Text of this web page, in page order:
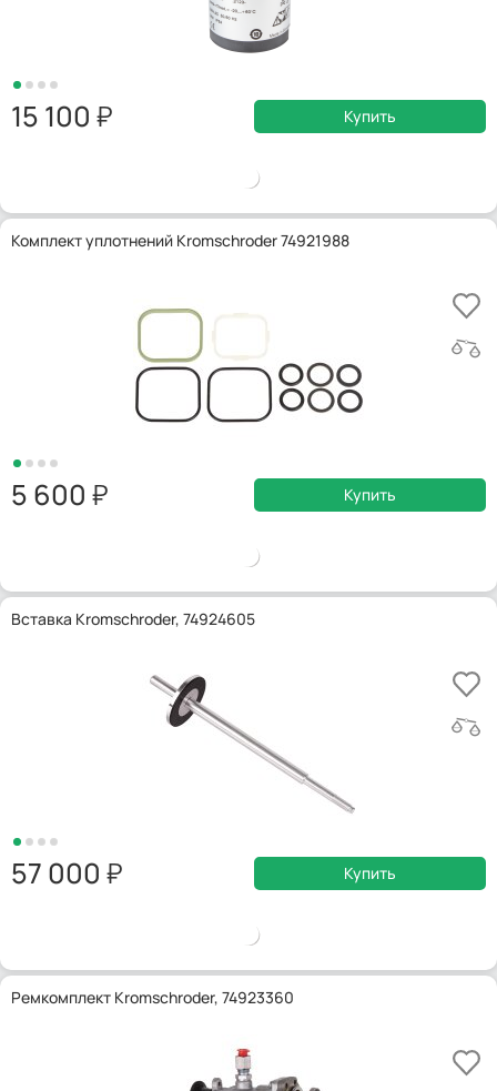
15 100 Купить
Комплект уплотнений Kromschroder 74921988
5 600 Купить
Вставка Kromschroder, 74924605
57 000 Купить
Ремкомплект Kromschroder, 74923360